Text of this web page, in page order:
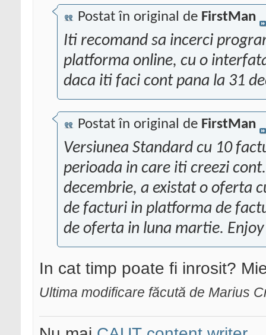
Postat în original de FirstMan
Iti recomand sa incerci
platforma online, cu o
daca iti faci cont pana la 31
Postat în original de FirstMan
Versiunea Standard cu 10
perioada in care iti creezi
decembrie, a existat o oferta
de facturi in platforma de
de oferta in luna martie.
In cat timp poate fi inrosit?
Ultima modificare făcută de Marius